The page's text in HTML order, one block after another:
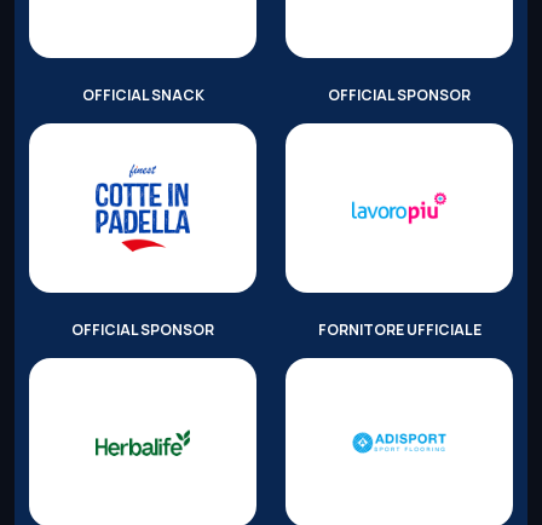
OFFICIAL SNACK OFFICIAL SPONSOR
OFFICIAL SPONSOR FORNITORE UFFICIALE